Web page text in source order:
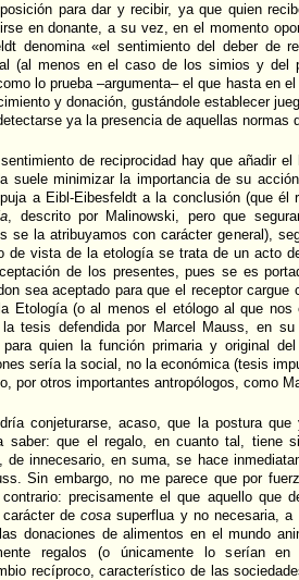
para dar y recibir, ya que quien
en donante, a su vez, en el momento
denomina «el sentimiento del deber de
(al menos en el caso de los simios y del
lo prueba –argumenta– el que hasta en
y donación, gustándole establecer
ya la presencia de aquellas normas
de reciprocidad hay que añadir
suele minimizar la importancia de su
a Eibl-Eibesfeldt a la conclusión (que él
, descrito por Malinowski, pero que
se la atribuyamos con carácter general),
de vista de la etología se trata de un acto
de los presentes, pues se es
sea aceptado para que el receptor cargue
Etología (o al menos el etólogo al que nos
la tesis defendida por Marcel Mauss, en
para quien la función primaria y original
sería la social, no la económica (tesis
por otros importantes antropólogos, como
conjeturarse, acaso, que la postura
saber: que el regalo, en cuanto tal, tiene
de innecesario, en suma, se hace
Sin embargo, no me parece que por
precisamente el que aquello que
decosasuperflua y no necesaria,
donaciones de alimentos en el mundo
regalos (o únicamente lo serían
recíproco, característico de las